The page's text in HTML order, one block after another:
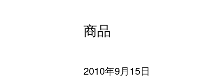
商品
2010年9月15日